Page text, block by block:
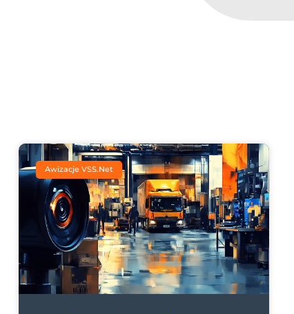
Awizacje VSS.net